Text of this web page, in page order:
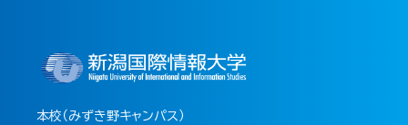
本校（みずき野キャンパス）